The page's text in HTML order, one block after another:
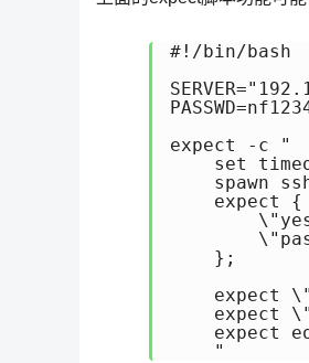
#!/bin/bash
expect -c "
set
spawn
    expect {
    };
expect
expect
expect
    "